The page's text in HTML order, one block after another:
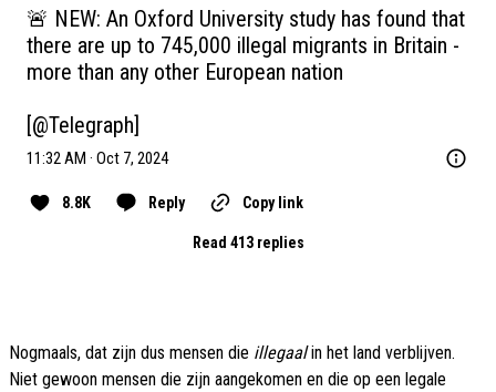
🚨 NEW: An Oxford University study has found that
there are up to 745,000 illegal migrants in Britain -
more than any other European nation
[@Telegraph]
11:32 AM · Oct 7, 2024
8.8K Reply Copy link
Read 413 replies
Nogmaals, dat zijn dus mensen die illegaalin het land verblijven.
Niet gewoon mensen die zijn aangekomen en die op een legale